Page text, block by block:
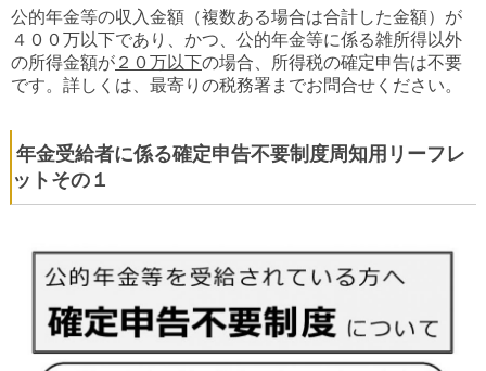
公的年金等の収入金額（複数ある場合は合計した金額）が
４００万以下であり、かつ、公的年金等に係る雑所得以外
の所得金額が ２０万以下の場合、所得税の確定申告は不要
です。 詳しくは、最寄りの税務署までお問合せください。
年金受給者に係る確定申告不要制度周知用リーフレ
ットその１